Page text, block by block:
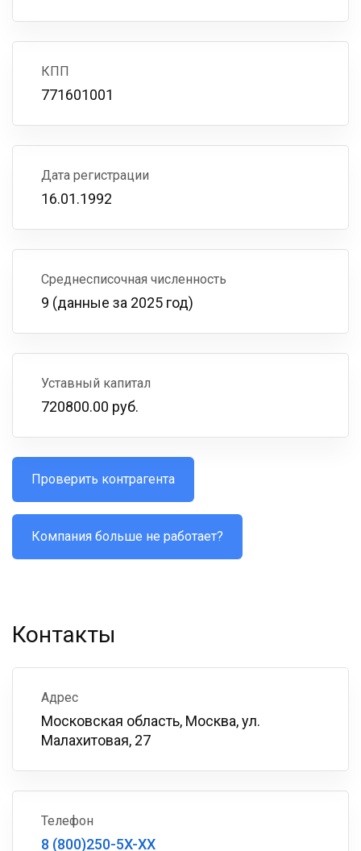
КПП
771601001
Дата регистрации
16.01.1992
Среднесписочная численность
9 (данные за 2025 год)
Уставный капитал
720800.00 руб.
Проверить контрагента
Компания больше не работает?
Контакты
Адрес
Московская область, Москва, ул.
Малахитовая, 27
Телефон
8 (800)250-5X-XX